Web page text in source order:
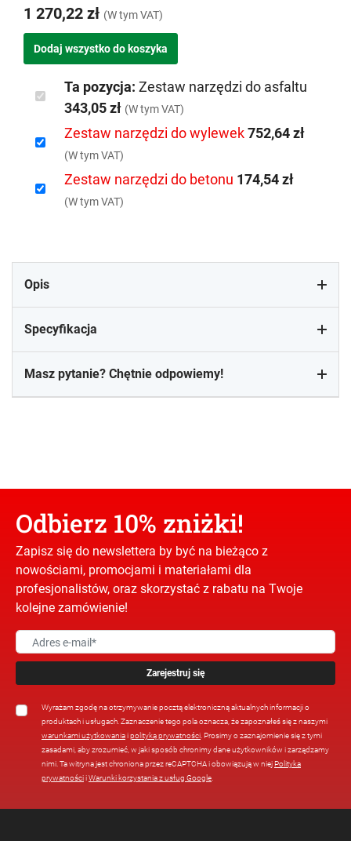
1 270,22 zł (W tym VAT)
Ta pozycja: Zestaw narzędzi do asfaltu
343,05 zł (W tym VAT)
Zestaw narzędzi do wylewek752,64 zł
(W tym VAT)
Zestaw narzędzi do betonu 174,54 zł
(W tym VAT)
Opis
Specyfikacja
Masz pytanie? Chętnie odpowiemy!
Odbierz 10% zniżki!
Zapisz się do newslettera by być na bieżąco z
nowościami, promocjami i materiałami dla
profesjonalistów, oraz skorzystać z rabatu na Twoje
kolejne zamówienie!
Zarejestruj się
Wyrażam zgodę na otrzymywanie pocztą elektroniczną aktualnych informacji o
produktach i usługach. Zaznaczenie tego pola oznacza, że zapoznałeś się z naszymi
warunkami użytkowaniaipolityką prywatności . Prosimy o zaznajomienie się z tymi
zasadami, aby zrozumieć, w jaki sposób chronimy dane użytkowników i zarządzamy
nimi. Ta witryna jest chroniona przez reCAPTCHA i obowiązują w niej Polityka
prywatnościiWarunki korzystania z usług Google